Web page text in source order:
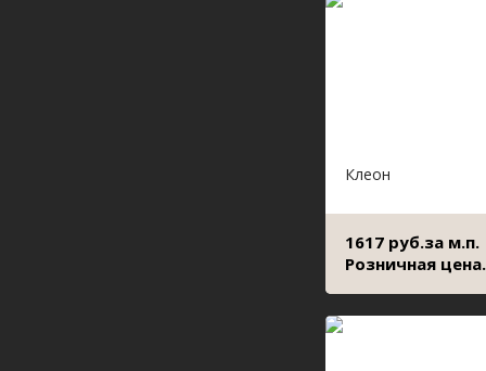
Клеон
1617 руб.за м.п.
Розничная цена.